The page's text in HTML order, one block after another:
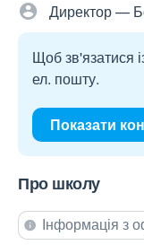
Директор —
Щоб зв'язатися
ел. пошту.
Показати
Про школу
Інформація з